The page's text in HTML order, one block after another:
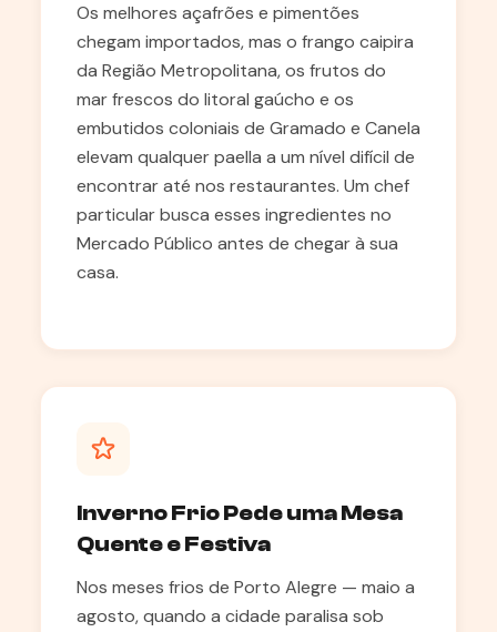
Os melhores açafrões e pimentões
chegam importados, mas o frango caipira
da Região Metropolitana, os frutos do
mar frescos do litoral gaúcho e os
embutidos coloniais de Gramado e Canela
elevam qualquer paella a um nível difícil de
encontrar até nos restaurantes. Um chef
particular busca esses ingredientes no
Mercado Público antes de chegar à sua
casa.
Inverno Frio Pede uma Mesa
Quente e Festiva
Nos meses frios de Porto Alegre — maio a
agosto, quando a cidade paralisa sob